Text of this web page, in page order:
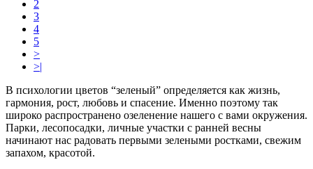
2
3
4
5
>
>|
В психологии цветов “зеленый” определяется как жизнь,
гармония, рост, любовь и спасение. Именно поэтому так
широко распространено озеленение нашего с вами окружения.
Парки, лесопосадки, личные участки с ранней весны
начинают нас радовать первыми зелеными ростками, свежим
запахом, красотой.